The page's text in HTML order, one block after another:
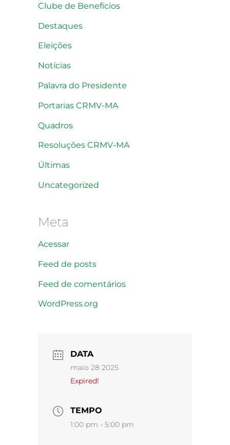
Clube de Benefícios
Destaques
Eleições
Notícias
Palavra do Presidente
Portarias CRMV-MA
Quadros
Resoluções CRMV-MA
Últimas
Uncategorized
Meta
Acessar
Feed de posts
Feed de comentários
WordPress.org
DATA
maio 28 2025
Expired!
TEMPO
1:00 pm - 5:00 pm